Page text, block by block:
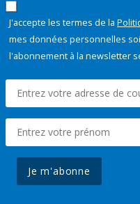
J'accepte les termes de la
mes données personnelles
l'abonnement à la newsletter
Je m'abonne